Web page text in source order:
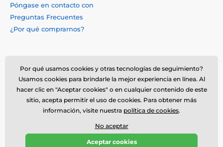
Póngase en contacto con
Preguntas Frecuentes
¿Por qué comprarnos?
© 2026 www.trophymonster.mx ⦁ Tienda electrónica creada por
SIMPLIA.cz
Por qué usamos cookies y otras tecnologías de seguimiento?
Usamos cookies para brindarle la mejor experiencia en línea. Al
hacer clic en "Aceptar cookies" o en cualquier contenido de este
sitio, acepta permitir el uso de cookies. Para obtener más
información, visite nuestra política de cookies.
No aceptar
Aceptar cookies